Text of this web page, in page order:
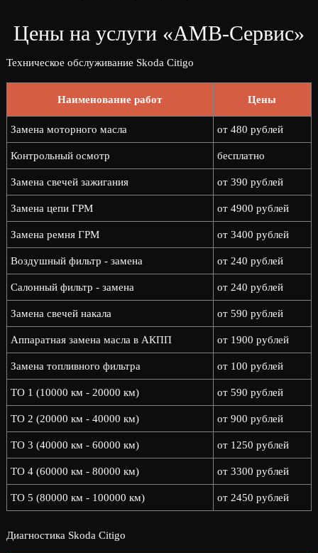
Цены на услуги «АМВ-Сервис»
Техническое обслуживание Skoda Citigo
Наименование работ Цены
Замена моторного масла от 480 рублей
Контрольный осмотр бесплатно
Замена свечей зажигания от 390 рублей
Замена цепи ГРМ от 4900 рублей
Замена ремня ГРМ от 3400 рублей
Воздушный фильтр - замена от 240 рублей
Салонный фильтр - замена от 240 рублей
Замена свечей накала от 590 рублей
Аппаратная замена масла в АКПП от 1900 рублей
Замена топливного фильтра от 100 рублей
ТО 1 (10000 км - 20000 км) от 590 рублей
ТО 2 (20000 км - 40000 км) от 900 рублей
ТО 3 (40000 км - 60000 км) от 1250 рублей
ТО 4 (60000 км - 80000 км) от 3300 рублей
ТО 5 (80000 км - 100000 км) от 2450 рублей
Диагностика Skoda Citigo